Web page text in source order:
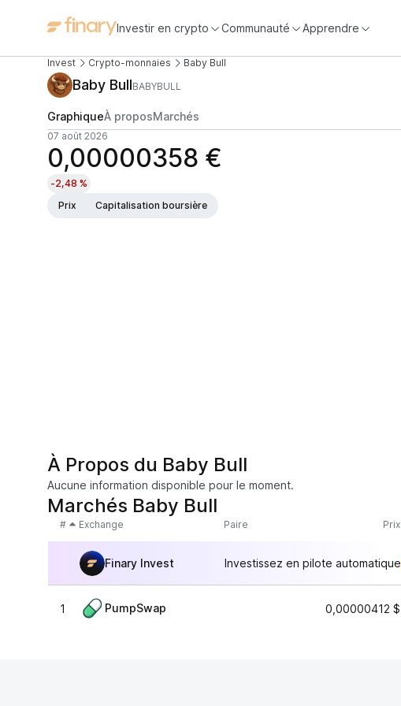
Investir en crypto Communauté Apprendre
Invest Crypto-monnaies Baby Bull
Baby BullBABYBULL
GraphiqueÀ proposMarchés
07 août 2026
0,00000358 €
-2,48 %
Prix
Capitalisation boursière
À Propos du Baby Bull
Aucune information disponible pour le moment.
Marchés Baby Bull
# Exchange Paire Prix
Finary Invest Investissez en pilote automatique
1 PumpSwap 0,00000412 $